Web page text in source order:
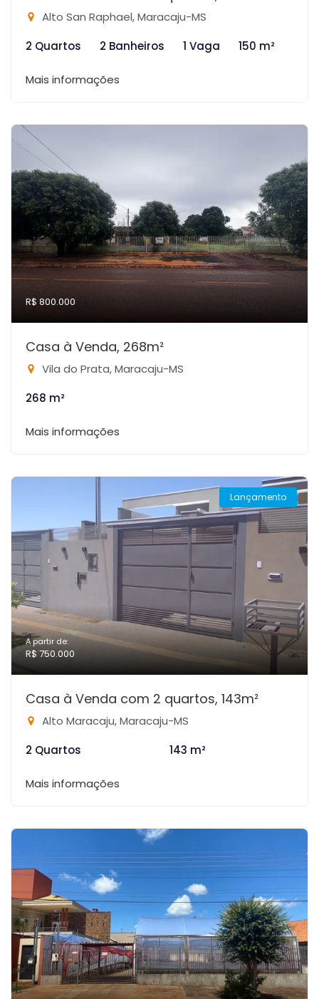
Alto San Raphael, Maracaju-MS
2 Quartos
2 Banheiros 1 Vaga 150 m²
Mais informações
R$ 800.000
Casa à Venda, 268m²
Vila do Prata, Maracaju-MS
268 m²
Mais informações
Lançamento
A partir de:
R$ 750.000
Casa à Venda com 2 quartos, 143m²
Alto Maracaju, Maracaju-MS
2 Quartos
143 m²
Mais informações